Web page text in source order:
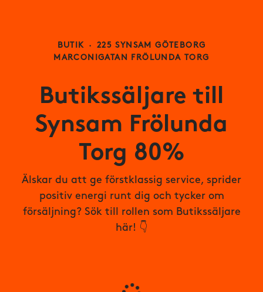
BUTIK ·
225 SYNSAM GÖTEBORG
MARCONIGATAN FRÖLUNDA TORG
Butikssäljare till
Synsam Frölunda
Torg 80%
Älskar du att ge förstklassig service, sprider
positiv energi runt dig och tycker om
försäljning? Sök till rollen som Butikssäljare
här! 👇